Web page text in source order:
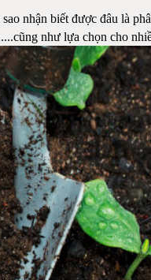
nhận biết được đâu là
như lựa chọn cho